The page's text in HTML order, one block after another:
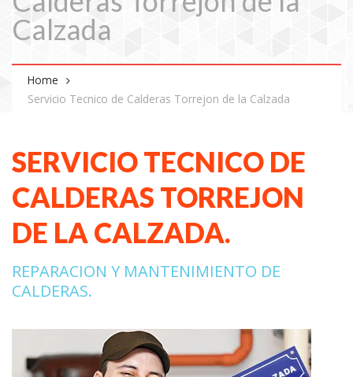
Calzada
Home
Servicio Tecnico de Calderas Torrejon de la Calzada
SERVICIO TECNICO DE
CALDERAS TORREJON
DE LA CALZADA.
REPARACION Y MANTENIMIENTO DE
CALDERAS.